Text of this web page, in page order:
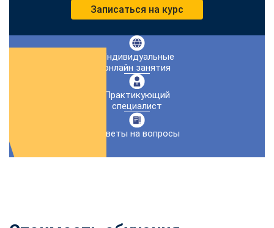
Записаться на курс
Индивидуальные
онлайн занятия
Практикующий
специалист
Ответы на вопросы